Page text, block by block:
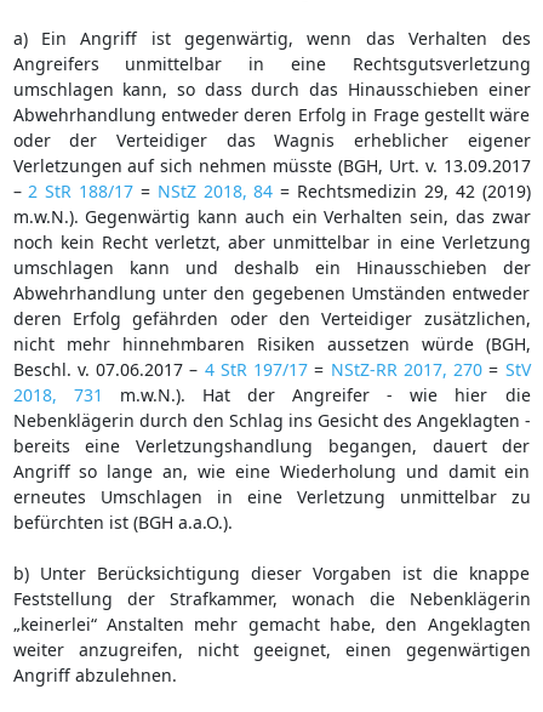
a) Ein Angriff ist gegenwärtig, wenn das Verhalten des
Angreifers unmittelbar in eine Rechtsgutsverletzung
umschlagen kann, so dass durch das Hinausschieben einer
Abwehrhandlung entweder deren Erfolg in Frage gestellt wäre
oder der Verteidiger das Wagnis erheblicher eigener
Verletzungen auf sich nehmen müsste (BGH, Urt. v. 13.09.2017
– 2 StR 188/17 = NStZ 2018, 84 = Rechtsmedizin 29, 42 (2019)
m.w.N.). Gegenwärtig kann auch ein Verhalten sein, das zwar
noch kein Recht verletzt, aber unmittelbar in eine Verletzung
umschlagen kann und deshalb ein Hinausschieben der
Abwehrhandlung unter den gegebenen Umständen entweder
deren Erfolg gefährden oder den Verteidiger zusätzlichen,
nicht mehr hinnehmbaren Risiken aussetzen würde (BGH,
Beschl. v. 07.06.2017 – 4 StR 197/17 = NStZ-RR 2017, 270 = StV
2018, 731
m.w.N.). Hat der Angreifer - wie hier die
Nebenklägerin durch den Schlag ins Gesicht des Angeklagten -
bereits eine Verletzungshandlung begangen, dauert der
Angriff so lange an, wie eine Wiederholung und damit ein
erneutes Umschlagen in eine Verletzung unmittelbar zu
befürchten ist (BGH a.a.O.).
b) Unter Berücksichtigung dieser Vorgaben ist die knappe
Feststellung der Strafkammer, wonach die Nebenklägerin
„keinerlei“ Anstalten mehr gemacht habe, den Angeklagten
weiter anzugreifen, nicht geeignet, einen gegenwärtigen
Angriff abzulehnen.